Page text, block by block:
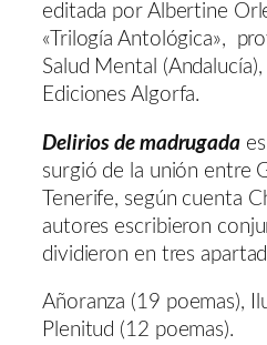
editada por Albertine
«Trilogía Antológica»,
Salud Mental
Ediciones Algorfa.
Delirios de madrugadaes
surgió de la unión entre
Tenerife, según cuenta
autores escribieron
dividieron en tres
Añoranza (19 poemas),
Plenitud (12 poemas).